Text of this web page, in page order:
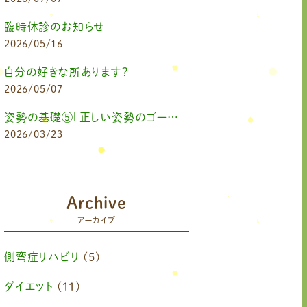
臨時休診のお知らせ
2026/05/16
自分の好きな所あります？
2026/05/07
姿勢の基礎⑤「正しい姿勢のゴールを知る（正しい姿勢とは？）」
2026/03/23
Archive
アーカイブ
側弯症リハビリ (5)
ダイエット (11)